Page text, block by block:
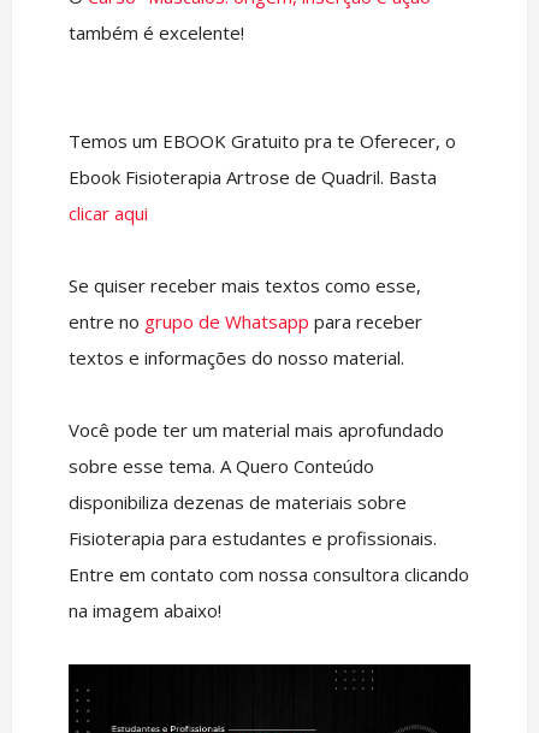
também é excelente!
Temos um EBOOK Gratuito pra te Oferecer, o
Ebook Fisioterapia Artrose de Quadril. Basta
clicar aqui
Se quiser receber mais textos como esse,
entre no grupo de Whatsapp para receber
textos e informações do nosso material.
Você pode ter um material mais aprofundado
sobre esse tema. A Quero Conteúdo
disponibiliza dezenas de materiais sobre
Fisioterapia para estudantes e profissionais.
Entre em contato com nossa consultora clicando
na imagem abaixo!